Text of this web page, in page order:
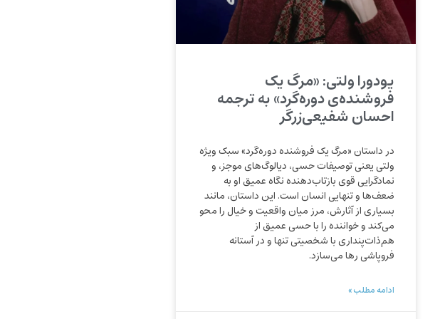
یودورا ولتی: «مرگ یک
فروشنده‌ی دوره‌گرد» به ترجمه‌
احسان شفیعی‌زرگر
در داستان «مرگ یک فروشنده دوره‌گرد» سبک ویژه
ولتی یعنی توصیفات حسی، دیالوگ‌های موجز، و
نمادگرایی قوی بازتاب‌دهنده نگاه عمیق او به
ضعف‌ها و تنهایی انسان است. این داستان، مانند
بسیاری از آثارش، مرز میان واقعیت و خیال را محو
می‌کند و خواننده را با حسی عمیق از
هم‌ذات‌پنداری با شخصیتی تنها و در آستانه
فروپاشی رها می‌سازد.
ادامه مطلب »